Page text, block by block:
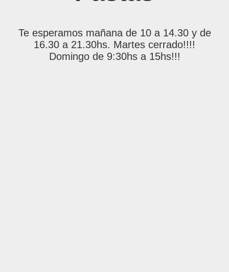
Te esperamos mañana de 10 a 14.30 y de
16.30 a 21.30hs. Martes cerrado!!!!
Domingo de 9:30hs a 15hs!!!